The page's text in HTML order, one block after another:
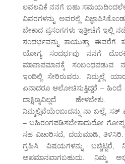
ಲವಲವಿಕೆ ನನಗೆ ಬಹು ಸಮಯದಿಂದಲೇ
ವಿವರಗಳನ್ನು ಅವರಲ್ಲಿ
ಬೇಕಾದ ಪ್ರಸಂಗಗಳು ಇತ್ತೀಚೆಗೆ ಇಲ್ಲಿ
ಸಂದರ್ಭವನ್ನು ಕಾಯುತ್ತಾ ಈವರೆಗೆ
ಯೋಗ್ಯ ಸಂದರ್ಭವು ನನಗೆ
ಮಾನಾಪಮಾನಕ್ಕೆ ಸಂಬಂಧಪಡುವ
ಇಂದಿಲ್ಲಿ ಸೇರಿರುವರು. ನಿಮ್ಮಲ್ಲೆ
ಏನಾದರೂ ಆಲೋಚಿಸುತ್ತಿದ್ದರೆ – ಹಿಂದೆ
ದಾಕ್ಷಿಣ್ಯವಿಲ್ಲದೆ
ನಿಮ್ಮಲ್ಲಿವೆಯೆಂಬುದನ್ನು ನಾ ಬಲ್ಲೆ.
– ಬಹಿರಂಗಪಡಿಸಬೇಕಾದುದೋ
ಸಹ ವಿಚಾರಿಸದೆ, ದಯಮಾಡಿ, ತಿಳಿಸಿರಿ.
ಗ್ರಹಿಸಿ ವಿಷಯಗಳನ್ನು
ಅಪಮಾನವಾಗಬಹುದು. ನಿಮ್ಮ